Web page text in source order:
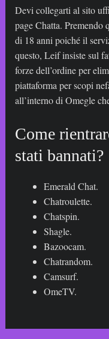
Devi collegarti al sito
page Chatta. Premendo
di 18 anni poiché il
questo, Leif insiste sul
forze dell’ordine per
piattaforma per scopi
all’interno di Omegle
Come
stati bannati?
Emerald Chat.
Chatroulette.
Chatspin.
Shagle.
Bazoocam.
Chatrandom.
Camsurf.
OmeTV.